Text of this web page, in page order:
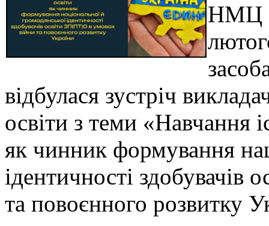
НМЦ
відбулася зустріч
освіти з теми «Навчання
як чинник формування
ідентичності
та повоєнного розвитку